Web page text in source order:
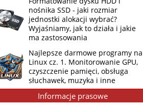
nośnika SSD - jaki rozmiar
jednostki alokacji wybrać?
Wyjaśniamy, jak to działa i jakie
ma zastosowania
Najlepsze darmowe programy na
Linux cz. 1. Monitorowanie GPU,
czyszczenie pamięci, obsługa
słuchawek, muzyka i inne
Informacje prasowe